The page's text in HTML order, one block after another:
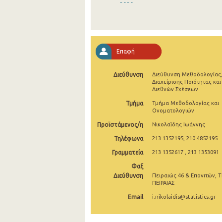
2020
2017
2016
2013
2011
2009
Επαφή
Διεύθυνση
Διεύθυνση Μεθοδολογίας,
Διαχείρισης Ποιότητας και
Διεθνών Σχέσεων
Τμήμα
Τμήμα Μεθοδολογίας και
Ονοματολογιών
Προϊστάμενος/η Νικολαϊδης Ιωάννης
Τηλέφωνα 213 1352195, 210 4852195
Γραμματεία 213 1352617 , 213 1353091
Φαξ
Διεύθυνση
Πειραιώς 46 & Επονιτών,
ΠΕΙΡΑΙΑΣ
Email i.nikolaidis@statistics.gr